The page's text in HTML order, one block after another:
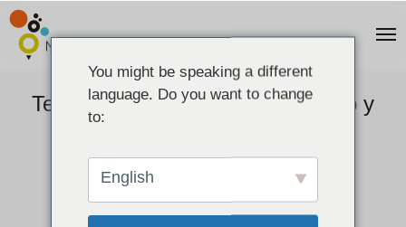
Testimonios: hacer anillos de sello y
aniversarios
2024-07-23
You might be speaking a different
language. Do you want to change
to:
English